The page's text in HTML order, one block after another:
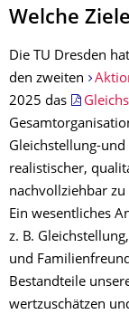
Welche
Die TU Dresden
den zweiten
2025 das
Gleichstellung-
realistischer,
nachvollziehbar zu
Ein wesentliches
z. B.
und
Bestandteile
wertzuschätzen